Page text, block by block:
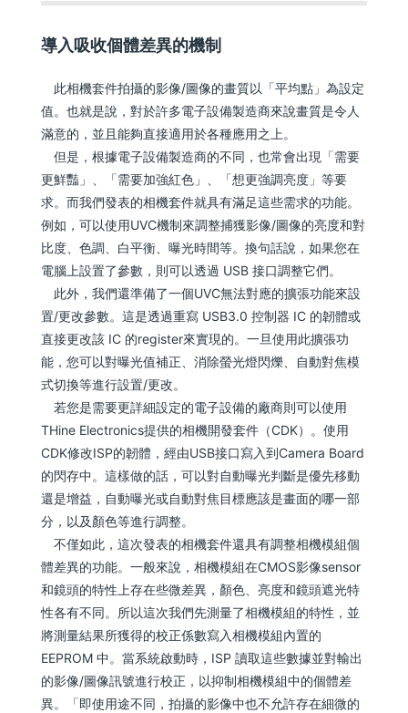
導入吸收個體差異的機制
此相機套件拍攝的影像/圖像的畫質以「平均點」為設定
值。也就是說，對於許多電子設備製造商來說畫質是令人
滿意的，並且能夠直接適用於各種應用之上。
但是，根據電子設備製造商的不同，也常會出現「需要
更鮮豔」、「需要加強紅色」、「想更強調亮度」等要
求。而我們發表的相機套件就具有滿足這些需求的功能。
例如，可以使用UVC機制來調整捕獲影像/圖像的亮度和對
比度、色調、白平衡、曝光時間等。換句話說，如果您在
電腦上設置了參數，則可以透過 USB 接口調整它們。
此外，我們還準備了一個UVC無法對應的擴張功能來設
置/更改參數。這是透過重寫 USB3.0 控制器 IC 的韌體或
直接更改該 IC 的register來實現的。一旦使用此擴張功
能，您可以對曝光值補正、消除螢光燈閃爍、自動對焦模
式切換等進行設置/更改。
若您是需要更詳細設定的電子設備的廠商則可以使用
THine Electronics提供的相機開發套件（CDK）。使用
CDK修改ISP的韌體，經由USB接口寫入到Camera Board
的閃存中。這樣做的話，可以對自動曝光判斷是優先移動
還是增益，自動曝光或自動對焦目標應該是畫面的哪一部
分，以及顏色等進行調整。
不僅如此，這次發表的相機套件還具有調整相機模組個
體差異的功能。一般來說，相機模組在CMOS影像sensor
和鏡頭的特性上存在些微差異，顏色、亮度和鏡頭遮光特
性各有不同。所以這次我們先測量了相機模組的特性，並
將測量結果所獲得的校正係數寫入相機模組內置的
EEPROM 中。當系統啟動時，ISP 讀取這些數據並對輸出
的影像/圖像訊號進行校正，以抑制相機模組中的個體差
異。「即使用途不同，拍攝的影像中也不允許存在細微的